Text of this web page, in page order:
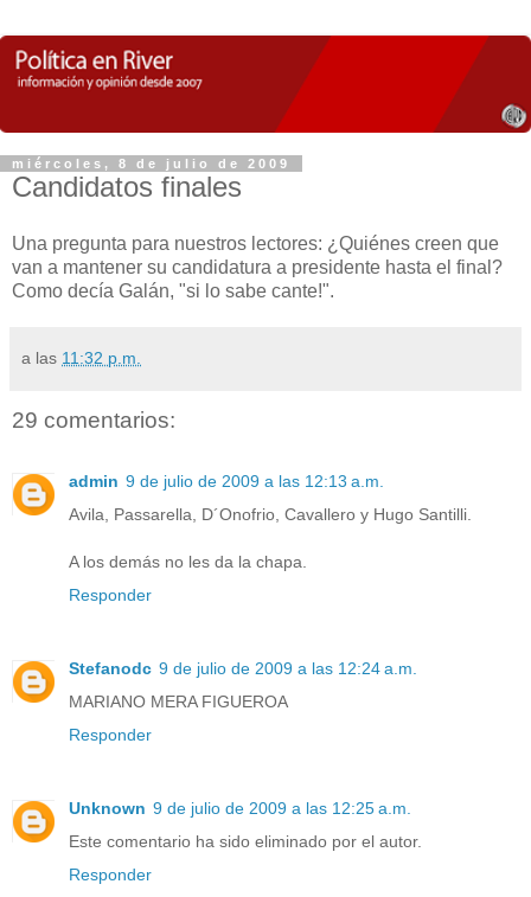
miércoles, 8 de julio de 2009
Candidatos finales
Una pregunta para nuestros lectores: ¿Quiénes creen que
van a mantener su candidatura a presidente hasta el final?
Como decía Galán, "si lo sabe cante!".
a las 11:32 p.m.
29 comentarios:
admin 9 de julio de 2009 a las 12:13 a.m.
Avila, Passarella, D´Onofrio, Cavallero y Hugo Santilli.
A los demás no les da la chapa.
Responder
Stefanodc 9 de julio de 2009 a las 12:24 a.m.
MARIANO MERA FIGUEROA
Responder
Unknown 9 de julio de 2009 a las 12:25 a.m.
Este comentario ha sido eliminado por el autor.
Responder